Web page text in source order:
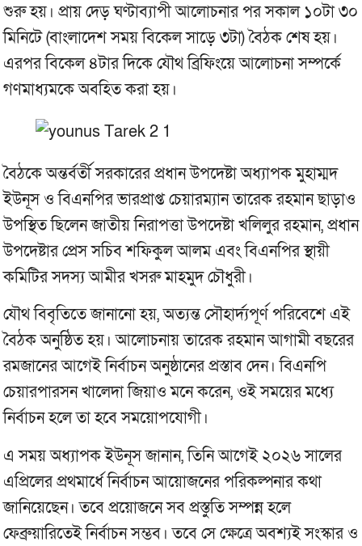
শুরু হয়। প্রায় দেড় ঘণ্টাব্যাপী আলোচনার পর সকাল ১০টা ৩০
মিনিটে (বাংলাদেশ সময় বিকেল সাড়ে ৩টা) বৈঠক শেষ হয়।
এরপর বিকেল ৪টার দিকে যৌথ ব্রিফিংয়ে আলোচনা সম্পর্কে
গণমাধ্যমকে অবহিত করা হয়।
বৈঠকে অন্তর্বর্তী সরকারের প্রধান উপদেষ্টা অধ্যাপক মুহাম্মদ
ইউনূস ও বিএনপির ভারপ্রাপ্ত চেয়ারম্যান তারেক রহমান ছাড়াও
উপস্থিত ছিলেন জাতীয় নিরাপত্তা উপদেষ্টা খলিলুর রহমান, প্রধান
উপদেষ্টার প্রেস সচিব শফিকুল আলম এবং বিএনপির স্থায়ী
কমিটির সদস্য আমীর খসরু মাহমুদ চৌধুরী।
যৌথ বিবৃতিতে জানানো হয়, অত্যন্ত সৌহার্দ্যপূর্ণ পরিবেশে এই
বৈঠক অনুষ্ঠিত হয়। আলোচনায় তারেক রহমান আগামী বছরের
রমজানের আগেই নির্বাচন অনুষ্ঠানের প্রস্তাব দেন। বিএনপি
চেয়ারপারসন খালেদা জিয়াও মনে করেন, ওই সময়ের মধ্যে
নির্বাচন হলে তা হবে সময়োপযোগী।
এ সময় অধ্যাপক ইউনূস জানান, তিনি আগেই ২০২৬ সালের
এপ্রিলের প্রথমার্ধে নির্বাচন আয়োজনের পরিকল্পনার কথা
জানিয়েছেন। তবে প্রয়োজনে সব প্রস্তুতি সম্পন্ন হলে
ফেব্রুয়ারিতেই নির্বাচন সম্ভব। তবে সে ক্ষেত্রে অবশ্যই সংস্কার ও